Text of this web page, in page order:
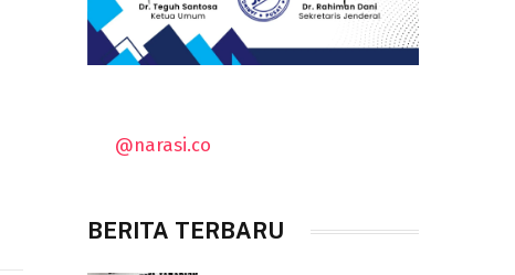
@narasi.co
BERITA TERBARU